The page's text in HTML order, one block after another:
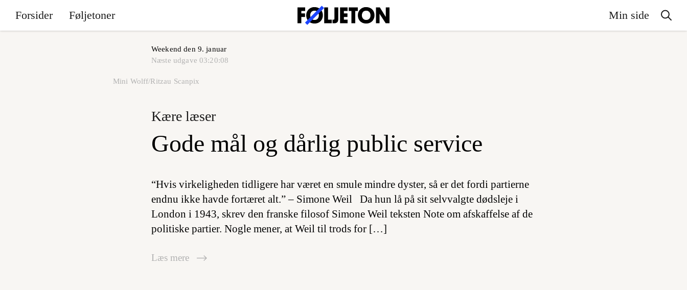
Forsider Føljetoner Min side
Weekend den 9. januar
Næste udgave 03:20:08
Mini Wolff/Ritzau Scanpix
Kære læser
Gode mål og dårlig public service
“Hvis virkeligheden tidligere har været en smule mindre dyster, så er det fordi partierne
endnu ikke havde fortæret alt.” – Simone Weil Da hun lå på sit selvvalgte dødsleje i
London i 1943, skrev den franske filosof Simone Weil teksten Note om afskaffelse af de
politiske partier. Nogle mener, at Weil til trods for […]
Læs mere